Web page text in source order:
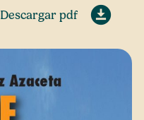
Descargar pdf